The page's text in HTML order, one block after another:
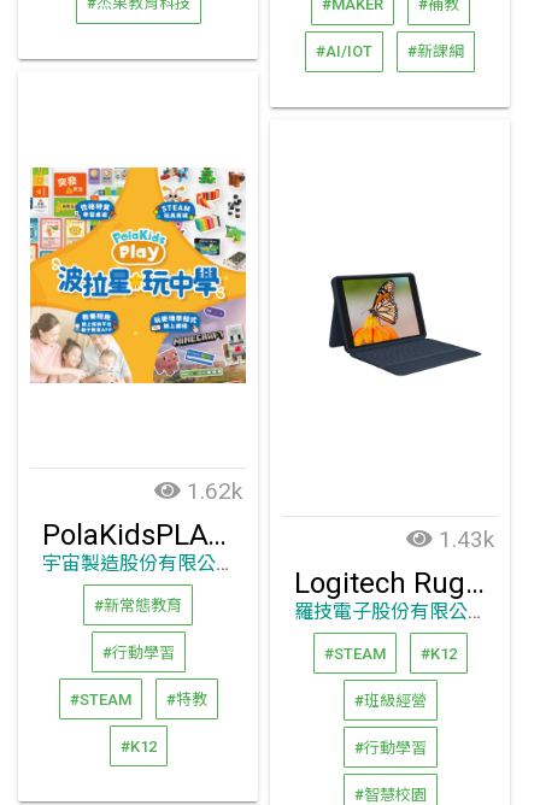
#MAKER #補教
#AI/IOT #新課綱
1.62k
PolaKidsPLAY 波拉星.玩中學
宇宙製造股份有限公司
#新常態教育
#行動學習
#STEAM #特教
#K12
1.43k
Logitech Rugged Combo 3
羅技電子股份有限公司
#STEAM #K12
#班級經營
#行動學習
#智慧校園